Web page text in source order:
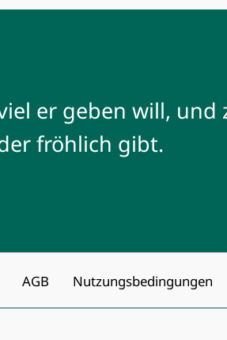
er geben will,
fröhlich gibt.
AGB Nutzungsbedingungen